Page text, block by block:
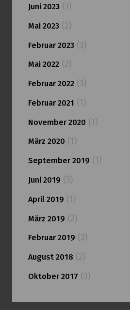
Juni 2023(1)
Mai 2023(2)
Februar 2023(3)
Mai 2022(2)
Februar 2022(3)
Februar 2021 (1)
November 2020 (1)
März 2020 (1)
September 2019 (1)
Juni 2019 (3)
April 2019 (1)
März 2019 (2)
Februar 2019 (3)
August 2018 (2)
Oktober 2017 (3)